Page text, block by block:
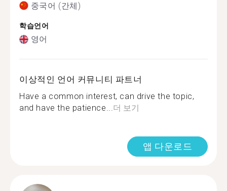
중국어 (간체)
학습언어
영어
이상적인 언어 커뮤니티 파트너
Have a common interest, can drive the topic,
and have the patience...더 보기
앱 다운로드